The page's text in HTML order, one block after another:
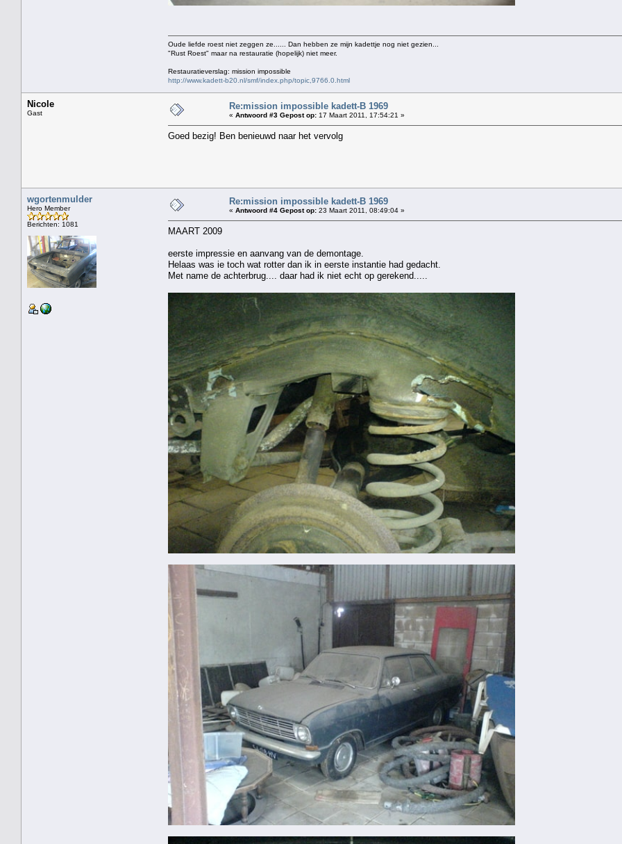
Oude liefde roest niet zeggen ze...... Dan hebben ze mijn kadettje nog niet gezien...
"Rust Roest" maar na restauratie (hopelijk) niet meer.
Restauratieverslag: mission impossible
http://www.kadett-b20.nl/smf/index.php/topic,9766.0.html
Nicole
Gast
Re:mission impossible kadett-B 1969
« Antwoord #3 Gepost op: 17 Maart 2011, 17:54:21 »
Goed bezig! Ben benieuwd naar het vervolg
wgortenmulder
Hero Member
Berichten: 1081
Re:mission impossible kadett-B 1969
« Antwoord #4 Gepost op: 23 Maart 2011, 08:49:04 »
MAART 2009
eerste impressie en aanvang van de demontage.
Helaas was ie toch wat rotter dan ik in eerste instantie had gedacht.
Met name de achterbrug.... daar had ik niet echt op gerekend.....